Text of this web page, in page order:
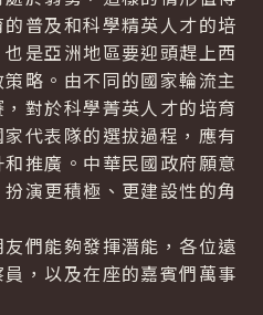
普及和科學精英人才的培
是亞洲地區要迎頭趕上西
略。由不同的國家輪流主
對於科學菁英人才的培育
代表隊的選拔過程，應有
推廣。中華民國政府願意
演更積極、更建設性的角
們能夠發揮潛能，各位遠
，以及在座的嘉賓們萬事